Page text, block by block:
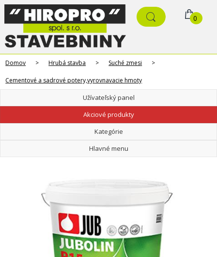
0
Domov > Hrubá stavba > Suché zmesi >
Cementové a sadrové potery,vyrovnavacie hmoty
Užívateľský panel
Akciové produkty
Kategórie
Hlavné menu